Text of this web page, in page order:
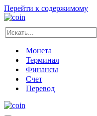
Перейти к содержимому
Искать...
Монета
Терминал
Финансы
Счет
Перевод